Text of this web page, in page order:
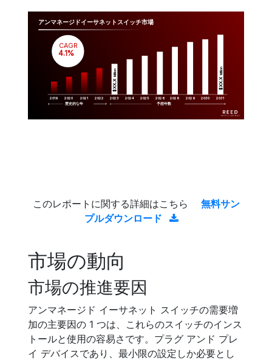
アンマネージドイーサネットスイッチ市場
2019 2020 2021 2022 2023 2024 2025 2026 2028 2029 2030 2031
$XX.X
Million
$XX.X
Million
CAGR
4.1%
歴史的な年 予想年数
このレポートに関する詳細はこちら
無料サン
プルダウンロード
市場の動向
市場の推進要因
アンマネージド イーサネット スイッチの需要増
加の主要因の 1 つは、これらのスイッチのインス
トールと使用の容易さです。プラグ アンド プレ
イ デバイスであり、最小限の設定しか必要とし